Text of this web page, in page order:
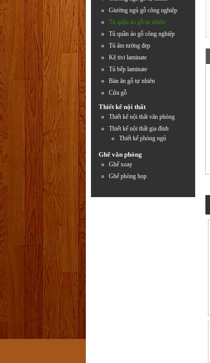
Giường ngủ gỗ công nghiệp
Tủ quần áo gỗ tự nhiên
Tủ quần áo gỗ công nghiệp
Tủ âm tường đẹp
Kệ tivi laminate
Tủ bếp laminate
Bàn ăn gỗ tự nhiên
Cửa gỗ
Thiết kế nội thất
Thiết kế nội thất văn phòng
Thiết kế nội thất gia đình
Thiết kế phòng ngủ
Ghế văn phòng
Ghế xoay
Ghế phòng họp